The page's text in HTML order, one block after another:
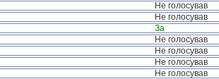
Не голосував
Не голосував
За
Не голосував
Не голосував
Не голосував
Не голосував